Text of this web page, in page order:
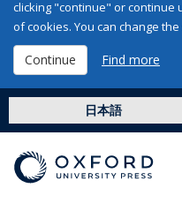
clicking "continue" or continue
of cookies. You can change
Continue Find more
日本語